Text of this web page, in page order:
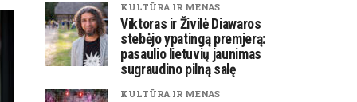
KULTŪRA IR MENAS
Viktoras ir Živilė Diawaros
stebėjo ypatingą premjerą:
pasaulio lietuvių jaunimas
sugraudino pilną salę
KULTŪRA IR MENAS